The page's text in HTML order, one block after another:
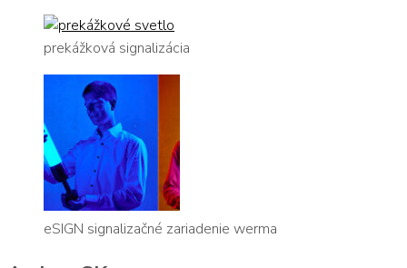
prekážková signalizácia
eSIGN signalizačné zariadenie werma